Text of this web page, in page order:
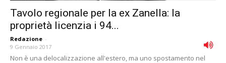
Tavolo regionale per la ex Zanella: la
proprietà licenzia i 94...
Redazione -
9 Gennaio 2017
Non è una delocalizzazione all'estero, ma uno spostamento nel